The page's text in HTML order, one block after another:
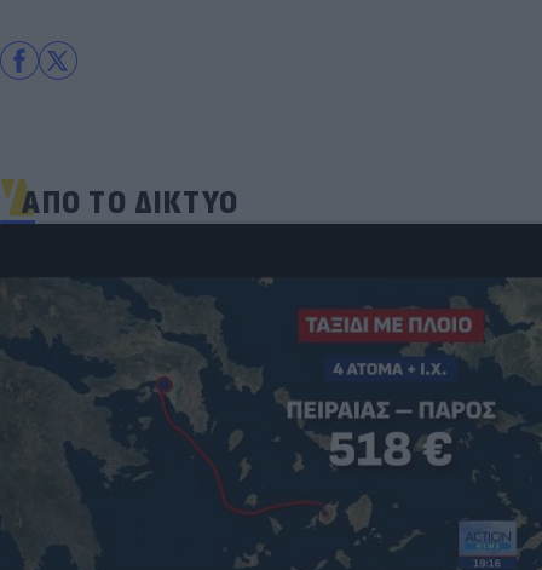
ΑΠΟ ΤΟ ΔΙΚΤΥΟ